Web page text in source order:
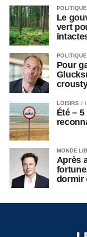
POLITIQUE
Le
vert
POLITIQUE
Pour
LOISIRS
Été –
MONDE
Après
dormir